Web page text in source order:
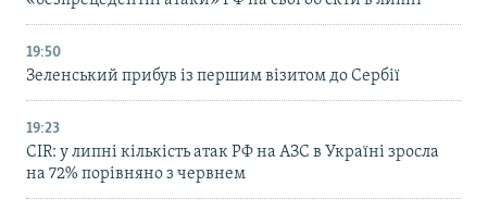
19:50
Зеленський прибув із першим візитом до Сербії
19:23
CIR: у липні кількість атак РФ на АЗС в Україні зросла
на 72% порівняно з червнем